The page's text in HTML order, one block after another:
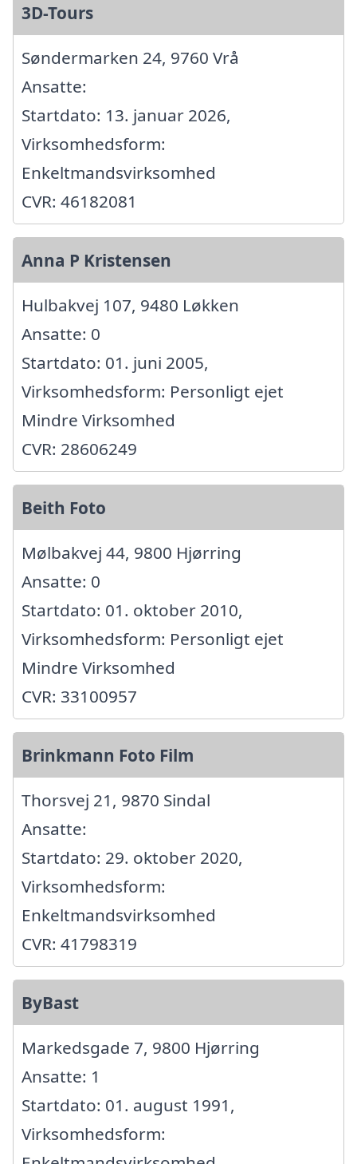
3D-Tours
Søndermarken 24, 9760 Vrå
Ansatte:
Startdato: 13. januar 2026,
Virksomhedsform:
Enkeltmandsvirksomhed
CVR: 46182081
Anna P Kristensen
Hulbakvej 107, 9480 Løkken
Ansatte: 0
Startdato: 01. juni 2005,
Virksomhedsform: Personligt ejet
Mindre Virksomhed
CVR: 28606249
Beith Foto
Mølbakvej 44, 9800 Hjørring
Ansatte: 0
Startdato: 01. oktober 2010,
Virksomhedsform: Personligt ejet
Mindre Virksomhed
CVR: 33100957
Brinkmann Foto Film
Thorsvej 21, 9870 Sindal
Ansatte:
Startdato: 29. oktober 2020,
Virksomhedsform:
Enkeltmandsvirksomhed
CVR: 41798319
ByBast
Markedsgade 7, 9800 Hjørring
Ansatte: 1
Startdato: 01. august 1991,
Virksomhedsform: